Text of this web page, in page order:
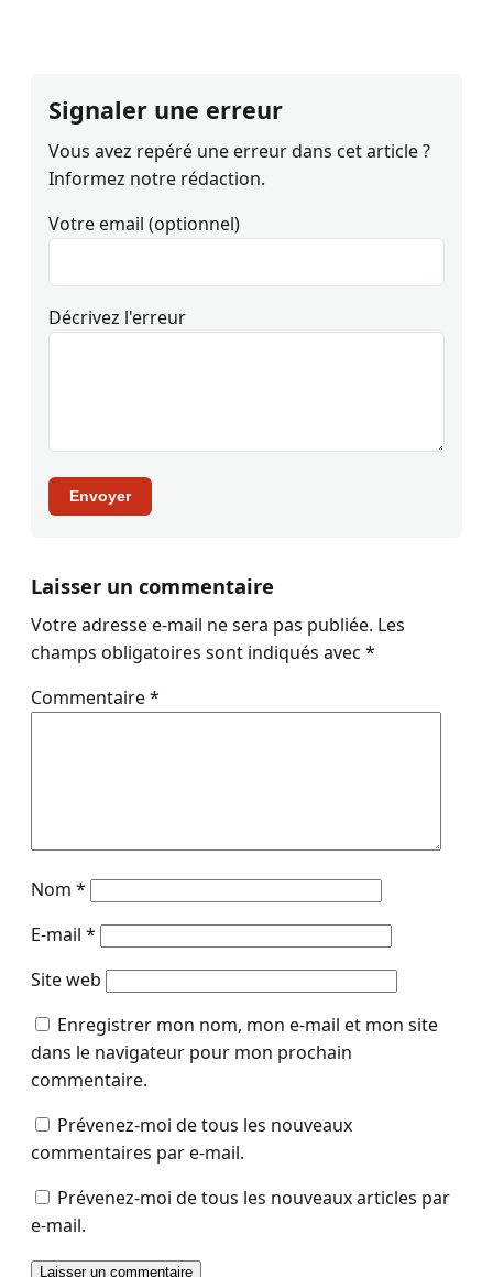
Signaler une erreur
Vous avez repéré une erreur dans cet article ?
Informez notre rédaction.
Votre email (optionnel)
Décrivez l'erreur
Envoyer
Laisser un commentaire
Votre adresse e-mail ne sera pas publiée. Les
champs obligatoires sont indiqués avec *
Commentaire*
Nom *
E-mail *
Site web
Enregistrer mon nom, mon e-mail et mon site
dans le navigateur pour mon prochain
commentaire.
Prévenez-moi de tous les nouveaux
commentaires par e-mail.
Prévenez-moi de tous les nouveaux articles par
e-mail.